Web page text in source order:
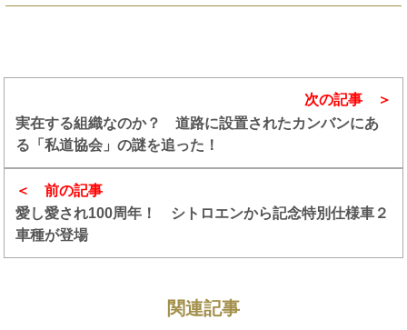
前の記事
愛し愛され100周年！ シトロエンから記念特別仕様車２
車種が登場
次の記事
実在する組織なのか？ 道路に設置されたカンバンにあ
る「私道協会」の謎を追った！
関連記事